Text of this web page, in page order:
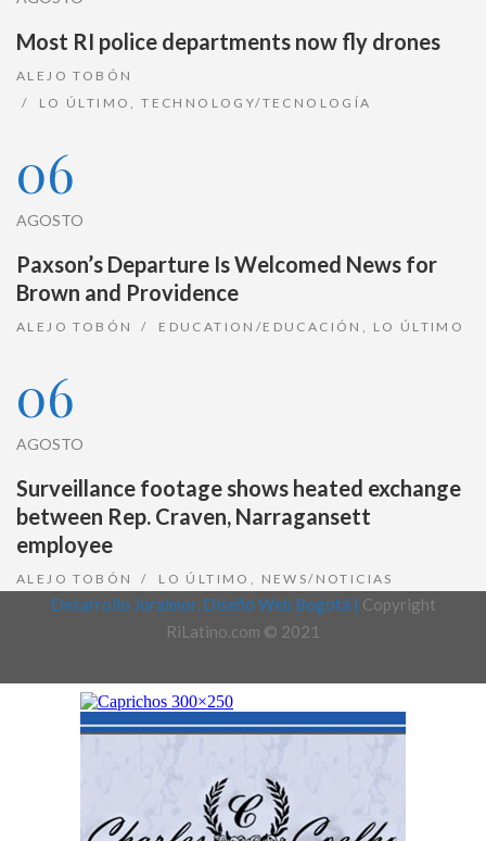
Most RI police departments now fly drones
ALEJO TOBÓN
LO ÚLTIMO
,TECHNOLOGY/TECNOLOGÍA
06
AGOSTO
Paxson’s Departure Is Welcomed News for
Brown and Providence
ALEJO TOBÓN EDUCATION/EDUCACIÓN LO ÚLTIMO
06
AGOSTO
Surveillance footage shows heated exchange
between Rep. Craven, Narragansett
employee
ALEJO TOBÓN LO ÚLTIMO NEWS/NOTICIAS
Desarrollo Joralmor, Diseño Web Bogotá | Copyright
RiLatino.com © 2021